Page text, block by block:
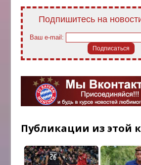
Подпишитесь на
Ваш e-mail:
Публикации из этой